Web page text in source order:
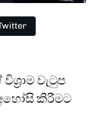
වැටුප
කිරීමට